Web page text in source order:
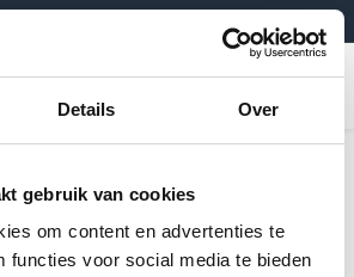
Details Over
gebruik van cookies
om content en advertenties te
functies voor social media te bieden
0